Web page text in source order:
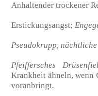
Anhaltender trockener
Erstickungsangst;
Pseudokrupp,
Pfeiffersches
Krankheit ähneln, wenn
voranbringt.